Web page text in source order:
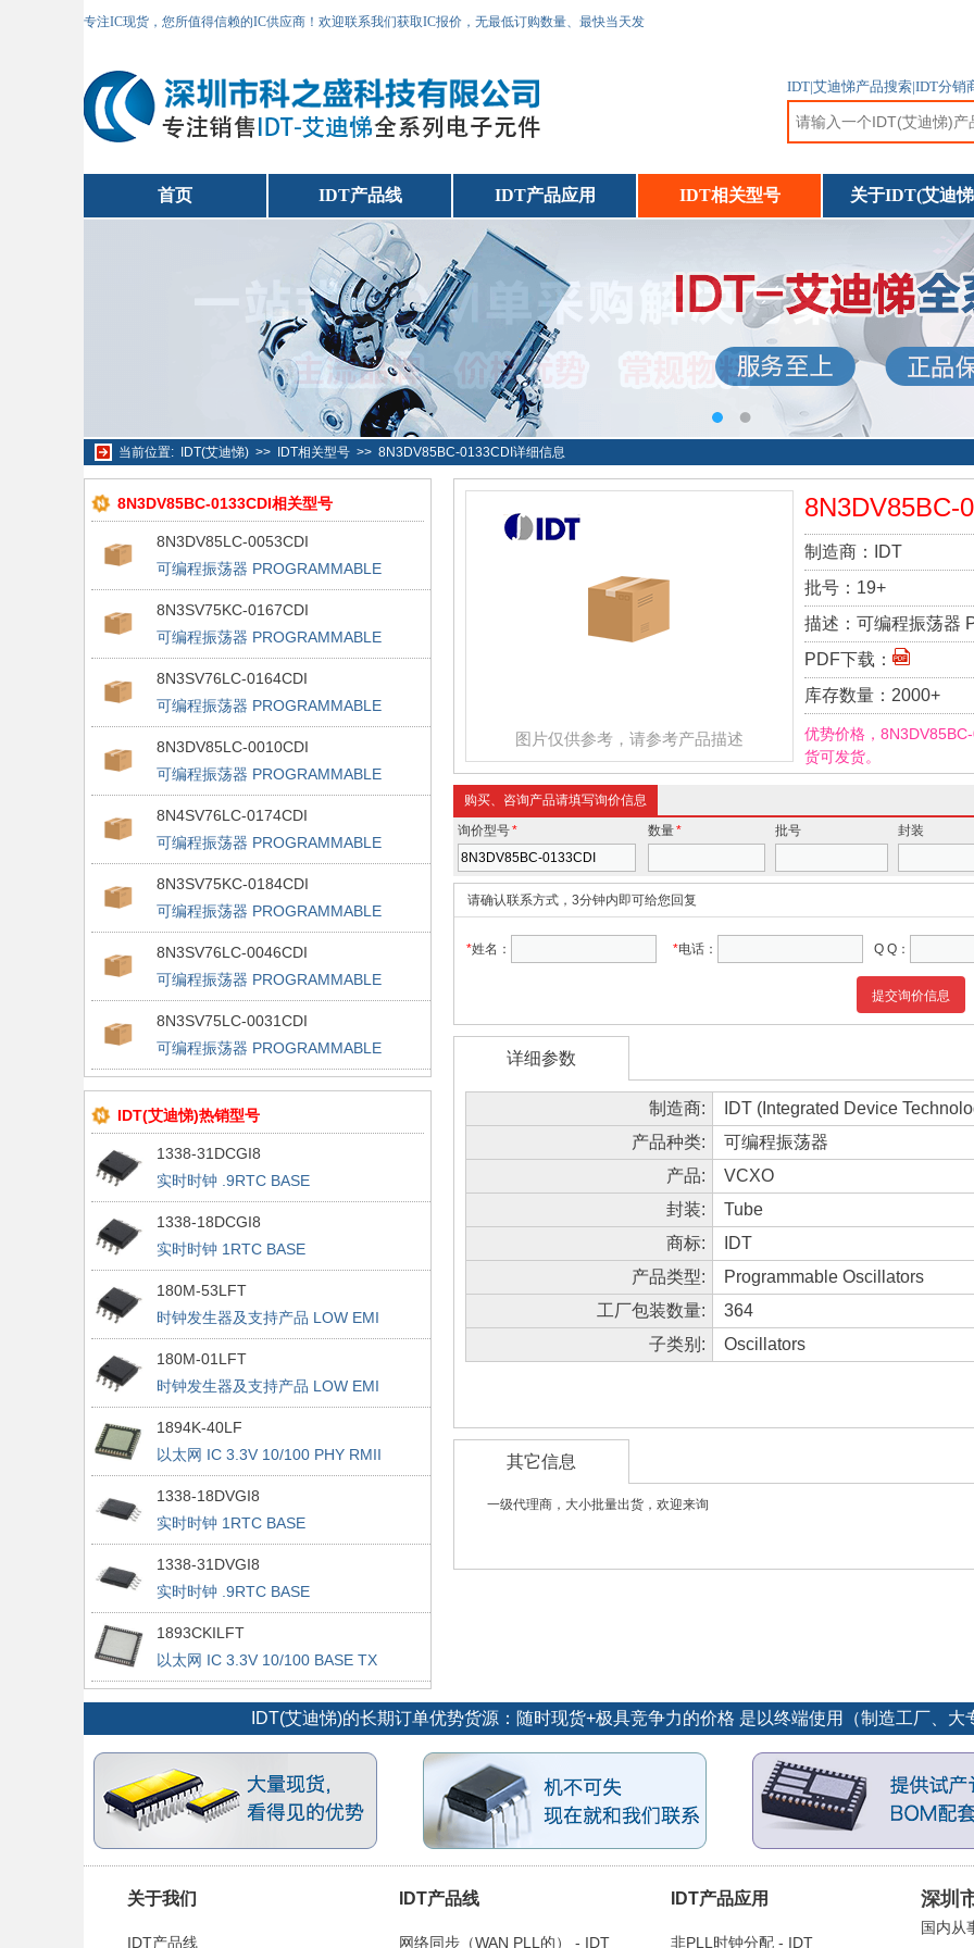
专注IC现货，您所值得信赖的IC供应商！欢迎联系我们获取IC报价，无最低订购数量、最快当天发
IDT|艾迪悌产品搜索|IDT分销
首页 IDT产品线 IDT产品应用 IDT相关型号 关于IDT(艾迪
当前位置: IDT(艾迪悌) >> IDT相关型号 >> 8N3DV85BC-0133CDI详细信息
8N3DV85BC-0133CDI相关型号
8N3DV85LC-0053CDI
可编程振荡器 PROGRAMMABLE
FEMTOCLOCK
8N3SV75KC-0167CDI
可编程振荡器 PROGRAMMABLE
FEMTOCLOCK
8N3SV76LC-0164CDI
可编程振荡器 PROGRAMMABLE
FEMTOCLOCK
8N3DV85LC-0010CDI
可编程振荡器 PROGRAMMABLE
FEMTOCLOCK
8N4SV76LC-0174CDI
可编程振荡器 PROGRAMMABLE
FEMTOCLOCK
8N3SV75KC-0184CDI
可编程振荡器 PROGRAMMABLE
FEMTOCLOCK
8N3SV76LC-0046CDI
可编程振荡器 PROGRAMMABLE
FEMTOCLOCK
8N3SV75LC-0031CDI
可编程振荡器 PROGRAMMABLE
FEMTOCLOCK
IDT(艾迪悌)热销型号
1338-31DCGI8
实时时钟 .9RTC BASE
1338-18DCGI8
实时时钟 1RTC BASE
180M-53LFT
时钟发生器及支持产品 LOW EMI
CLOCK GENERATOR
180M-01LFT
时钟发生器及支持产品 LOW EMI
CLOCK GENERATOR
1894K-40LF
以太网 IC 3.3V 10/100 PHY RMII
1338-18DVGI8
实时时钟 1RTC BASE
1338-31DVGI8
实时时钟 .9RTC BASE
1893CKILFT
以太网 IC 3.3V 10/100 BASE TX
INTEGRATED PHYCEIVER
图片仅供参考，请参考产品描述
8N3DV85BC-
制造商：
IDT
批号： 19+
描述： 可编程振荡器
PDF下载：
库存数量： 2000+
优势价格，
货可发货。
购买、咨询产品请填写询价信息
询价型号* 数量* 批号 封装
请确认联系方式，3分钟内即可给您回复
*姓名： *电话： Q Q：
提交询价信息
详细参数
制造商:
IDT (Integrated Device
产品种类:
可编程振荡器
产品:
VCXO
封装:
Tube
商标:
IDT
产品类型:
Programmable Oscillators
工厂包装数量:
364
子类别:
Oscillators
其它信息
一级代理商，大小批量出货，欢迎来询
IDT(艾迪悌)的长期订单优势货源：随时现货+极具竞争力的价格 是以终端使用（制造工厂、
关于我们
IDT产品线
IDT产品线
网络同步（WAN PLL的） - IDT
IDT产品应用
非PLL时钟分配 - IDT
深圳
国内从